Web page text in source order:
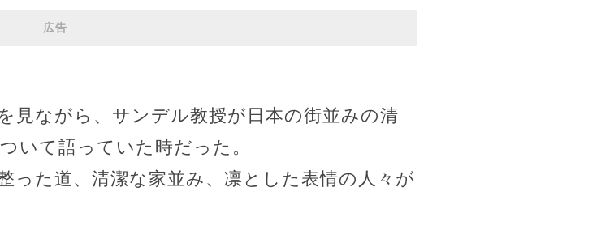
広告
見ながら、サンデル教授が日本の街並みの清
いて語っていた時だった。
った道、清潔な家並み、凛とした表情の人々が